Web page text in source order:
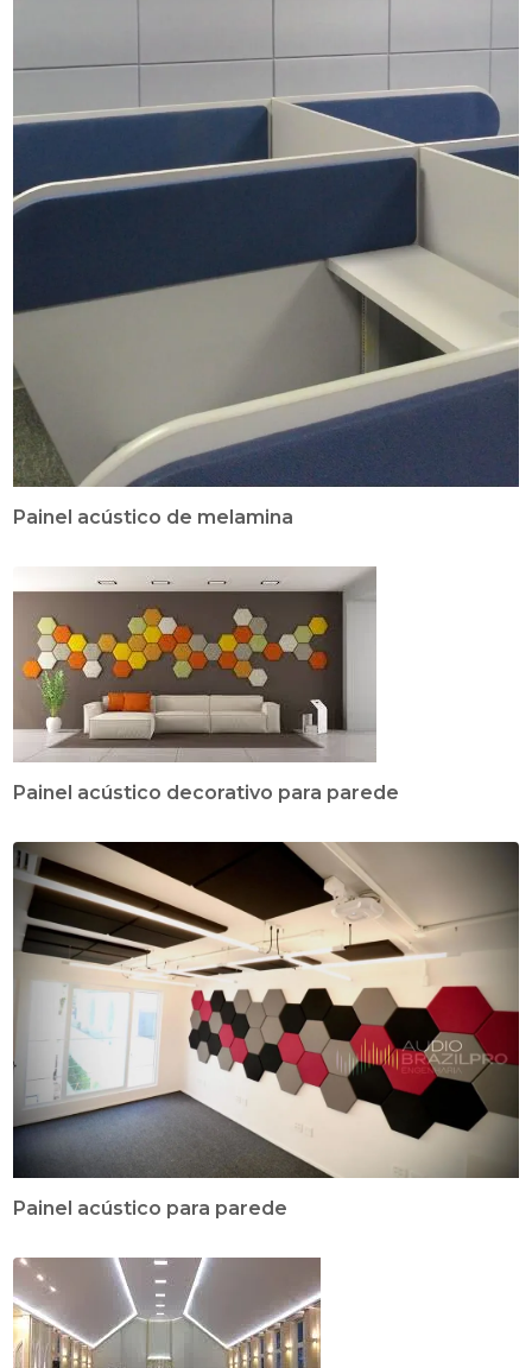
Painel acústico de melamina
Painel acústico decorativo para parede
Painel acústico para parede